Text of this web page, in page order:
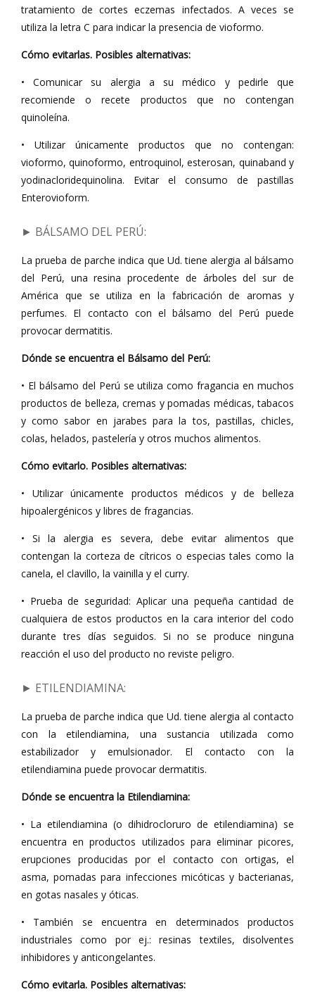
tratamiento de cortes eczemas infectados. A veces se
utiliza la letra C para indicar la presencia de vioformo.
Cómo evitarlas. Posibles alternativas:
• Comunicar su alergia a su médico y pedirle que
recomiende o recete productos que no contengan
quinoleína.
• Utilizar únicamente productos que no contengan:
vioformo, quinoformo, entroquinol, esterosan, quinaband y
yodinacloridequinolina. Evitar el consumo de pastillas
Enterovioform.
► BÁLSAMO DEL PERÚ:
La prueba de parche indica que Ud. tiene alergia al bálsamo
del Perú, una resina procedente de árboles del sur de
América que se utiliza en la fabricación de aromas y
perfumes. El contacto con el bálsamo del Perú puede
provocar dermatitis.
Dónde se encuentra el Bálsamo del Perú:
• El bálsamo del Perú se utiliza como fragancia en muchos
productos de belleza, cremas y pomadas médicas, tabacos
y como sabor en jarabes para la tos, pastillas, chicles,
colas, helados, pastelería y otros muchos alimentos.
Cómo evitarlo. Posibles alternativas:
• Utilizar únicamente productos médicos y de belleza
hipoalergénicos y libres de fragancias.
• Si la alergia es severa, debe evitar alimentos que
contengan la corteza de cítricos o especias tales como la
canela, el clavillo, la vainilla y el curry.
• Prueba de seguridad: Aplicar una pequeña cantidad de
cualquiera de estos productos en la cara interior del codo
durante tres días seguidos. Si no se produce ninguna
reacción el uso del producto no reviste peligro.
► ETILENDIAMINA:
La prueba de parche indica que Ud. tiene alergia al contacto
con la etilendiamina, una sustancia utilizada como
estabilizador y emulsionador. El contacto con la
etilendiamina puede provocar dermatitis.
Dónde se encuentra la Etilendiamina:
• La etilendiamina (o dihidrocloruro de etilendiamina) se
encuentra en productos utilizados para eliminar picores,
erupciones producidas por el contacto con ortigas, el
asma, pomadas para infecciones micóticas y bacterianas,
en gotas nasales y óticas.
• También se encuentra en determinados productos
industriales como por ej.: resinas textiles, disolventes
inhibidores y anticongelantes.
Cómo evitarla. Posibles alternativas: